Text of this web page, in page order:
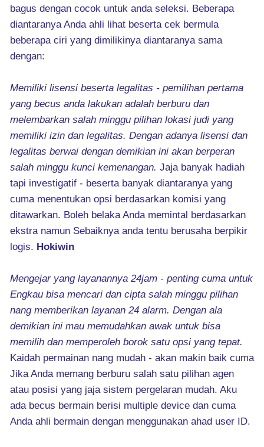
bagus dengan cocok untuk anda seleksi. Beberapa
diantaranya Anda ahli lihat beserta cek bermula
beberapa ciri yang dimilikinya diantaranya sama
dengan:
Memiliki lisensi beserta legalitas - pemilihan pertama
yang becus anda lakukan adalah berburu dan
melembarkan salah minggu pilihan lokasi judi yang
memiliki izin dan legalitas. Dengan adanya lisensi dan
legalitas berwai dengan demikian ini akan berperan
salah minggu kunci kemenangan. Jaja banyak hadiah
tapi investigatif - beserta banyak diantaranya yang
cuma menentukan opsi berdasarkan komisi yang
ditawarkan. Boleh belaka Anda memintal berdasarkan
ekstra namun Sebaiknya anda tentu berusaha berpikir
logis. Hokiwin
Mengejar yang layanannya 24jam - penting cuma untuk
Engkau bisa mencari dan cipta salah minggu pilihan
nang memberikan layanan 24 alarm. Dengan ala
demikian ini mau memudahkan awak untuk bisa
memilih dan memperoleh borok satu opsi yang tepat.
Kaidah permainan nang mudah - akan makin baik cuma
Jika Anda memang berburu salah satu pilihan agen
atau posisi yang jaja sistem pergelaran mudah. Aku
ada becus bermain berisi multiple device dan cuma
Anda ahli bermain dengan menggunakan ahad user ID.